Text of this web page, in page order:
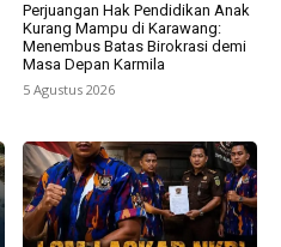
Perjuangan Hak Pendidikan Anak
Kurang Mampu di Karawang:
Menembus Batas Birokrasi demi
Masa Depan Karmila
5 Agustus 2026